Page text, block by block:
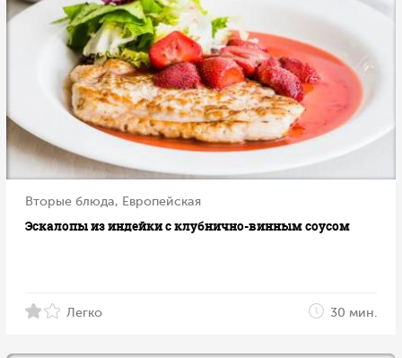
Вторые блюда, Европейская
Эскалопы из индейки с клубнично-винным соусом
Легко 30 мин.